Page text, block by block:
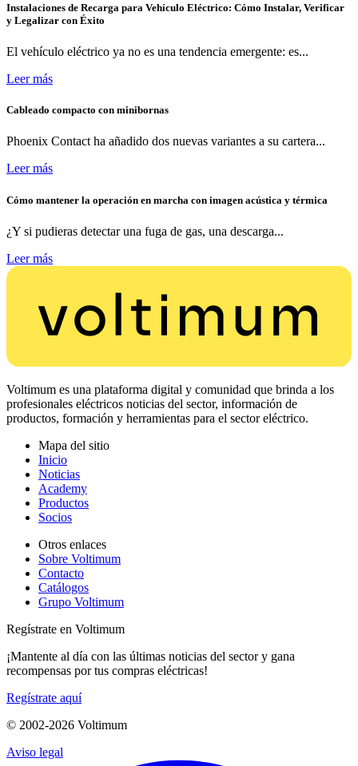
Instalaciones de Recarga para Vehículo Eléctrico: Cómo Instalar, Verificar
y Legalizar con Éxito
El vehículo eléctrico ya no es una tendencia emergente: es...
Leer más
Cableado compacto con minibornas
Phoenix Contact ha añadido dos nuevas variantes a su cartera...
Leer más
Cómo mantener la operación en marcha con imagen acústica y térmica
¿Y si pudieras detectar una fuga de gas, una descarga...
Leer más
Voltimum es una plataforma digital y comunidad que brinda a los
profesionales eléctricos noticias del sector, información de
productos, formación y herramientas para el sector eléctrico.
Mapa del sitio
Inicio
Noticias
Academy
Productos
Socios
Otros enlaces
Sobre Voltimum
Contacto
Catálogos
Grupo Voltimum
Regístrate en Voltimum
¡Mantente al día con las últimas noticias del sector y gana
recompensas por tus compras eléctricas!
Regístrate aquí
© 2002-2026 Voltimum
Aviso legal